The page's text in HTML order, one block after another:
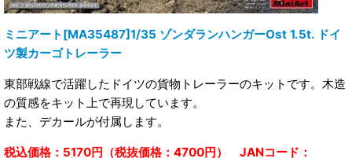
ミニアート[MA35487]1/35 ゾンダランハンガーOst 1.5t. ドイ
ツ製カーゴトレーラー
東部戦線で活躍したドイツの貨物トレーラーのキットです。木造
の質感をキット上で再現しています。
また、デカールが付属します。
税込価格：5170円（税抜価格：4700円） JANコード：